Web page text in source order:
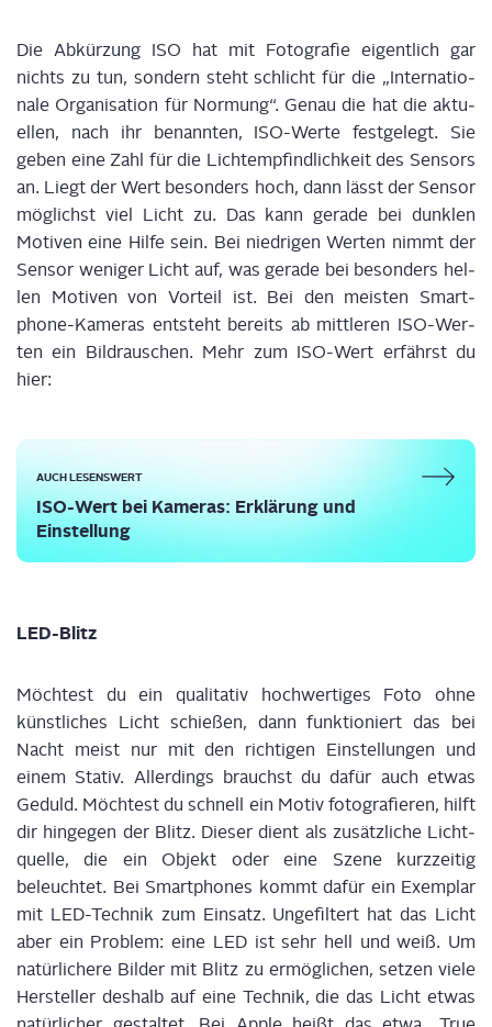
Die Abkür­zung ISO hat mit Foto­gra­fie eigent­lich gar
nichts zu tun, son­dern steht schlicht für die „Inter­na­tio­
na­le Orga­ni­sa­ti­on für Nor­mung“. Genau die hat die aktu­
el­len, nach ihr benann­ten, ISO-Wer­te fest­ge­legt. Sie
geben eine Zahl für die Licht­emp­find­lich­keitdes Sen­sors
an. Liegt der Wert beson­ders hoch, dann lässt der Sen­sor
mög­lichst viel Licht zu. Das kann gera­de bei dunk­len
Moti­ven eine Hil­fe sein. Bei nied­ri­gen Wer­ten nimmt der
Sen­sor weni­ger Licht auf, was gera­de bei beson­ders hel­
len Moti­ven von Vor­teil ist. Bei den meis­ten Smart­
phone-Kame­ras ent­steht bereits ab mitt­le­ren ISO-Wer­
ten ein Bild­rau­schen. Mehr zum ISO-Wert erfährst du
hier:
AUCH LESENSWERT
ISO-Wert bei Kame­ras: Erklä­rung und
Einstellung
LED-Blitz
Möch­test du ein qua­li­ta­tiv hoch­wer­ti­ges Foto ohne
künst­li­ches Licht schie­ßen, dann funk­tio­niert das bei
Nacht meist nur mit den rich­ti­gen Ein­stel­lun­gen und
einem Sta­tiv. Aller­dings brauchst du dafür auch etwas
Geduld. Möch­test du schnell ein Motiv foto­gra­fie­ren, hilft
dir hin­ge­gen der Blitz. Die­ser dient als zusätz­li­che Licht­
quel­le, die ein Objekt oder eine Sze­ne kurz­zei­tig
beleuch­tet. Bei Smart­phones kommt dafür ein Exem­plar
mit LED-Tech­nik zum Ein­satz. Unge­fil­tert hat das Licht
aber ein Pro­blem:eine LED ist sehr hell und weiß. Um
natür­li­che­re Bil­der mit Blitz zu ermög­li­chen, set­zen vie­le
Her­stel­ler des­halb auf eine Tech­nik, die das Licht etwas